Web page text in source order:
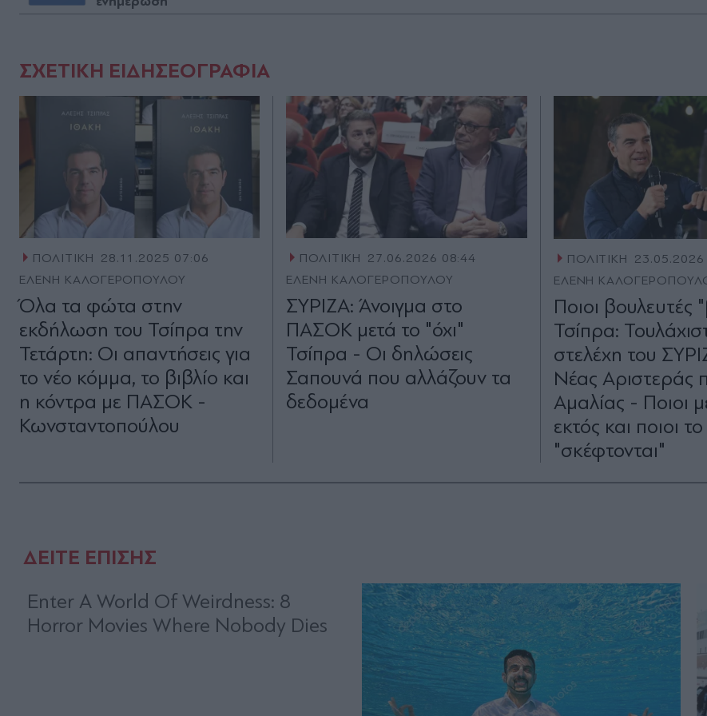
ΣΧΕΤΙΚΗ ΕΙΔΗΣΕΟΓΡΑΦΙΑ
ΠΟΛΙΤΙΚΗ
28.11.2025 07:06
ΕΛΕΝΗ ΚΑΛΟΓΕΡΟΠΟΥΛΟΥ
Όλα τα φώτα στην
εκδήλωση του Τσίπρα την
Τετάρτη: Οι απαντήσεις για
το νέο κόμμα, το βιβλίο και
η κόντρα με ΠΑΣΟΚ -
Κωνσταντοπούλου
ΠΟΛΙΤΙΚΗ
27.06.2026 08:44
ΕΛΕΝΗ ΚΑΛΟΓΕΡΟΠΟΥΛΟΥ
ΣΥΡΙΖΑ: Άνοιγμα στο
ΠΑΣΟΚ μετά το "όχι"
Τσίπρα - Οι δηλώσεις
Σαπουνά που αλλάζουν τα
δεδομένα
ΠΟΛΙΤΙΚΗ
23.05.2026
ΕΛΕΝΗ
Ποιοι βουλευτές
Τσίπρα:
στελέχη του
Νέας Αριστεράς
Αμαλίας - Ποιοι
εκτός και ποιοι το
­"σκέφτονται"